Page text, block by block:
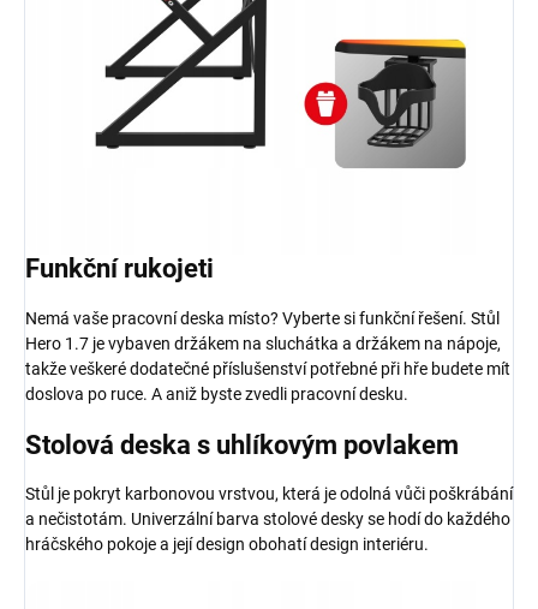
Funkční rukojeti
Nemá vaše pracovní deska místo? Vyberte si funkční řešení. Stůl
Hero 1.7 je vybaven držákem na sluchátka a držákem na nápoje,
takže veškeré dodatečné příslušenství potřebné při hře budete mít
doslova po ruce. A aniž byste zvedli pracovní desku.
Stolová deska s uhlíkovým povlakem
Stůl je pokryt karbonovou vrstvou, která je odolná vůči poškrábání
a nečistotám. Univerzální barva stolové desky se hodí do každého
hráčského pokoje a její design obohatí design interiéru.